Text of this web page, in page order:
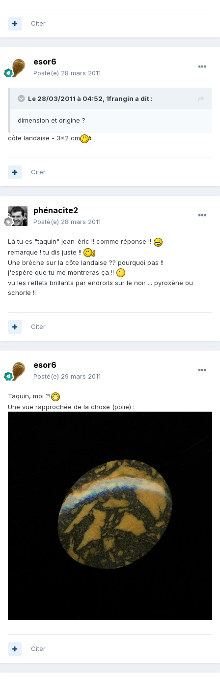
Citer
esor6
Posté(e) 28 mars 2011
Le 28/03/2011 à 04:52, 1frangin a dit :
dimension et origine ?
côte landaise - 3x2 cm
Citer
phénacite2
Posté(e) 28 mars 2011
Là tu es "taquin" jean-éric !! comme réponse !!
remarque ! tu dis juste !!
Une brèche sur la côte landaise ?? pourquoi pas !!
j'espère que tu me montreras ça !!
vu les reflets brillants par endroits sur le noir ... pyroxène ou
schorle !!
Citer
esor6
Posté(e) 29 mars 2011
Taquin, moi ?!
Une vue rapprochée de la chose (polie) :
Citer